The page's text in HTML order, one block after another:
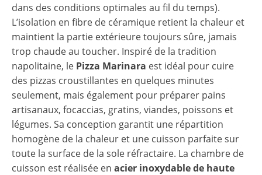
dans des conditions optimales au fil du temps).
L’isolation en fibre de céramique retient la chaleur et
maintient la partie extérieure toujours sûre, jamais
trop chaude au toucher. Inspiré de la tradition
napolitaine, le Pizza Marinara est idéal pour cuire
des pizzas croustillantes en quelques minutes
seulement, mais également pour préparer pains
artisanaux, focaccias, gratins, viandes, poissons et
légumes. Sa conception garantit une répartition
homogène de la chaleur et une cuisson parfaite sur
toute la surface de la sole réfractaire. La chambre de
cuisson est réalisée en acier inoxydable de haute